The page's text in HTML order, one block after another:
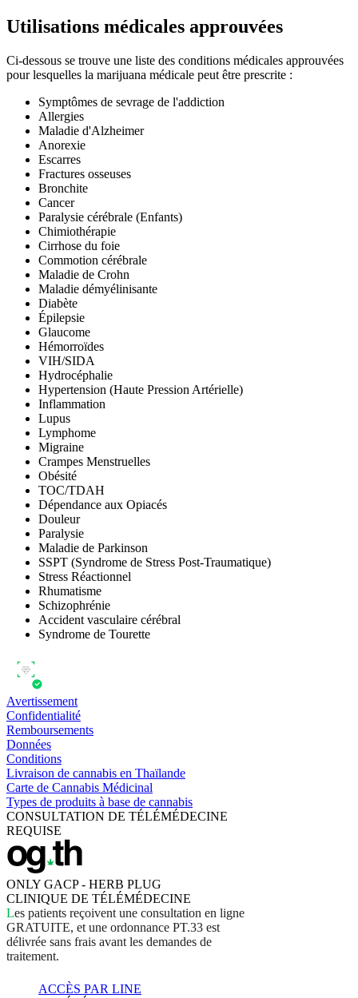
Utilisations médicales approuvées
Ci-dessous se trouve une liste des conditions médicales approuvées
pour lesquelles la marijuana médicale peut être prescrite :
Symptômes de sevrage de l'addiction
Allergies
Maladie d'Alzheimer
Anorexie
Escarres
Fractures osseuses
Bronchite
Cancer
Paralysie cérébrale (Enfants)
Chimiothérapie
Cirrhose du foie
Commotion cérébrale
Maladie de Crohn
Maladie démyélinisante
Diabète
Épilepsie
Glaucome
Hémorroïdes
VIH/SIDA
Hydrocéphalie
Hypertension (Haute Pression Artérielle)
Inflammation
Lupus
Lymphome
Migraine
Crampes Menstruelles
Obésité
TOC/TDAH
Dépendance aux Opiacés
Douleur
Paralysie
Maladie de Parkinson
SSPT (Syndrome de Stress Post-Traumatique)
Stress Réactionnel
Rhumatisme
Schizophrénie
Accident vasculaire cérébral
Syndrome de Tourette
Avertissement
Confidentialité
Remboursements
Données
Conditions
Livraison de cannabis en Thaïlande
Carte de Cannabis Médicinal
Types de produits à base de cannabis
CONSULTATION DE TÉLÉMÉDECINE
REQUISE
ONLY GACP - HERB PLUG
CLINIQUE DE TÉLÉMÉDECINE
Les patients reçoivent une consultation en ligne
GRATUITE, et une ordonnance PT.33 est
délivrée sans frais avant les demandes de
traitement.
ACCÈS PAR LINE